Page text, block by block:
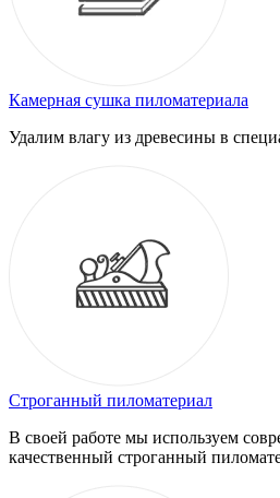
Камерная сушка пиломатериала
Удалим влагу из древесины в
Строганный пиломатериал
В своей работе мы используем
качественный строганный